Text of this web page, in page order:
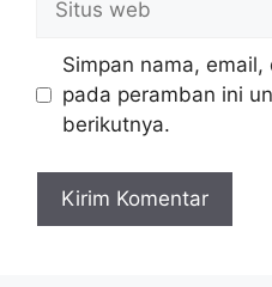
web
Simpan nama,
pada peramban ini
berikutnya.